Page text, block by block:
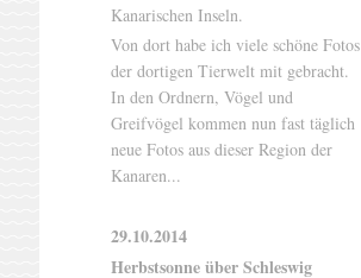
Kanarischen Inseln.
Von dort habe ich viele schöne Fotos
der dortigen Tierwelt mit gebracht.
In den Ordnern, Vögel und
Greifvögel kommen nun fast täglich
neue Fotos aus dieser Region der
Kanaren...
29.10.2014
Herbstsonne über Schleswig